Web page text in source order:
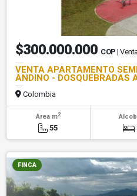
$300.000.000 COP | Venta
VENTA APARTAMENTO
ANDINO - DOSQUEBRADAS
Colombia
Área m2
55
FINCA